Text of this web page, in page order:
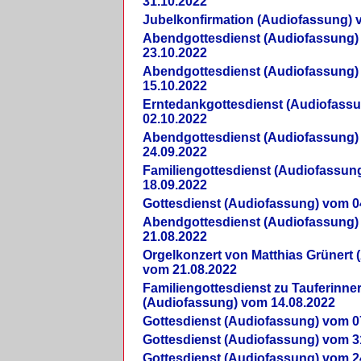
Jubelkonfirmation (Audiofassung)
Abendgottesdienst (Audiofassung)
23.10.2022
Abendgottesdienst (Audiofassung)
15.10.2022
Erntedankgottesdienst
02.10.2022
Abendgottesdienst (Audiofassung)
24.09.2022
Familiengottesdienst
18.09.2022
Gottesdienst (Audiofassung) vom
Abendgottesdienst (Audiofassung)
21.08.2022
Orgelkonzert von Matthias Grünert
vom 21.08.2022
Familiengottesdienst zu
(Audiofassung) vom 14.08.2022
Gottesdienst (Audiofassung) vom
Gottesdienst (Audiofassung) vom